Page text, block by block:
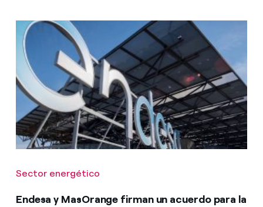
Sector energético
Endesa y MasOrange firman un acuerdo para la